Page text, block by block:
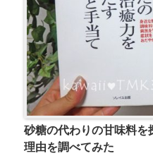
砂糖の代わりの甘味料を
理由を調べてみた